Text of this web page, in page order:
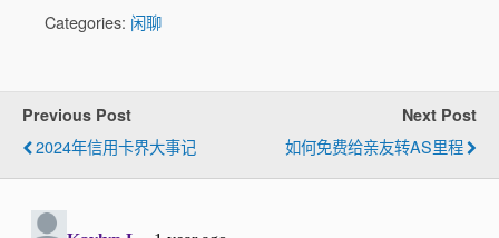
Categories: 闲聊
Previous Post
2024年信用卡界大事记
Next Post
如何免费给亲友转AS里程